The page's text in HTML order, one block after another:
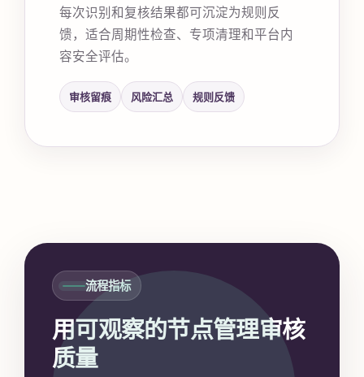
每次识别和复核结果都可沉淀为规则反
馈，适合周期性检查、专项清理和平台内
容安全评估。
审核留痕 风险汇总 规则反馈
流程指标
用可观察的节点管理审核
质量